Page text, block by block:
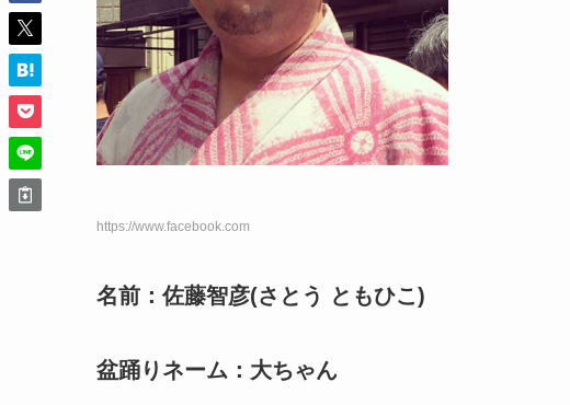
https://www.facebook.com
名前：佐藤智彦(さとう ともひこ)
盆踊りネーム：大ちゃん